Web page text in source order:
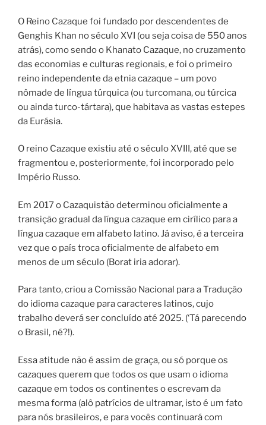
O Reino Cazaque foi fundado por descendentes de
Genghis Khan no século XVI (ou seja coisa de 550 anos
atrás), como sendo o Khanato Cazaque, no cruzamento
das economias e culturas regionais, e foi o primeiro
reino independente da etnia cazaque – um povo
nômade de língua túrquica (ou turcomana, ou túrcica
ou ainda turco-tártara), que habitava as vastas estepes
da Eurásia.
O reino Cazaque existiu até o século XVIII, até que se
fragmentou e, posteriormente, foi incorporado pelo
Império Russo.
Em 2017 o Cazaquistão determinou oficialmente a
transição gradual da língua cazaque em cirílico para a
língua cazaque em alfabeto latino. Já aviso, é a terceira
vez que o país troca oficialmente de alfabeto em
menos de um século (Borat iria adorar).
Para tanto, criou a Comissão Nacional para a Tradução
do idioma cazaque para caracteres latinos, cujo
trabalho deverá ser concluído até 2025. (‘Tá parecendo
o Brasil, né?!).
Essa atitude não é assim de graça, ou só porque os
cazaques querem que todos os que usam o idioma
cazaque em todos os continentes o escrevam da
mesma forma (alô patrícios de ultramar, isto é um fato
para nós brasileiros, e para vocês continuará com